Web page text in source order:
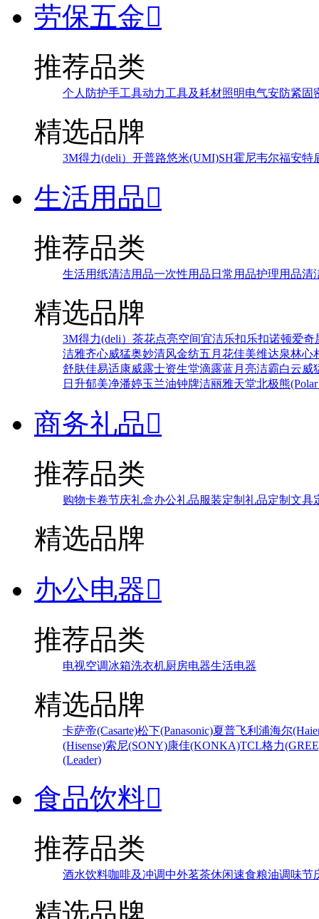
劳保五金
推荐品类
个人防护手工具动力工具及耗材照明电气安防紧固
精选品牌
3M得力(deli） 开普路悠米(UMI)SH霍尼韦尔福安特
生活用品
推荐品类
生活用纸清洁用品一次性用品 日常用品护理用品清
精选品牌
3M得力(deli） 茶花点亮空间宜洁乐扣乐扣诺顿爱奇
洁雅齐心威猛奥妙清风金纺五月花佳美维达泉林心
舒肤佳易适康威露士资生堂滴露蓝月亮洁霸白云威
日升郁美净潘婷玉兰油钟牌洁丽雅天堂北极熊(Polar
商务礼品
推荐品类
购物卡卷节庆礼盒办公礼品服装定制 礼品定制 文具
精选品牌
办公电器
推荐品类
电视空调冰箱洗衣机厨房电器生活电器
精选品牌
卡萨帝(Casarte)松下(Panasonic)夏普飞利浦海尔
(Hisense)索尼(SONY)康佳(KONKA)TCL格力
(Leader)
食品饮料
推荐品类
酒水饮料咖啡及冲调中外茗茶休闲速食粮油调味节
精选品牌